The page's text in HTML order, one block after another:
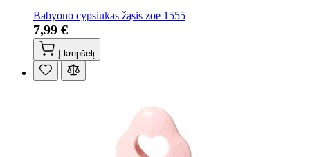
Babyono cypsiukas žąsis zoe 1555
7,99 €
Į krepšelį